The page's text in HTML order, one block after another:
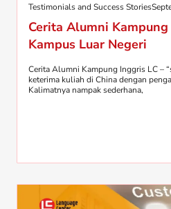
Testimonials and Success Stories
Cerita Alumni
Kampus Luar Negeri
Cerita Alumni Kampung Inggris LC –
keterima kuliah di China dengan
Kalimatnya nampak sederhana,